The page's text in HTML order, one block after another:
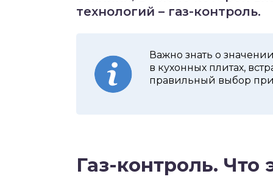
технологий – газ-контроль.
Важно знать о
в кухонных плитах,
правильный выбор
Газ-контроль. Что